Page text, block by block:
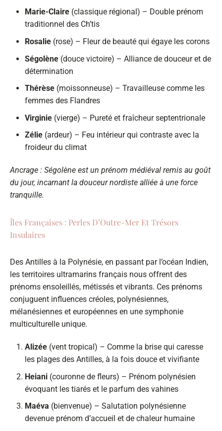
Marie-Claire (classique régional) – Double prénom
traditionnel des Ch’tis
Rosalie (rose) – Fleur de beauté qui égaye les corons
Ségolène (douce victoire) – Alliance de douceur et de
détermination
Thérèse (moissonneuse) – Travailleuse comme les
femmes des Flandres
Virginie (vierge) – Pureté et fraîcheur septentrionale
Zélie (ardeur) – Feu intérieur qui contraste avec la
froideur du climat
Ancrage : Ségolène est un prénom médiéval remis au goût
du jour, incarnant la douceur nordiste alliée à une force
tranquille.
Îles Françaises : Perles D’Outre-Mer Et Trésors
Insulaires
Des Antilles à la Polynésie, en passant par l’océan Indien,
les territoires ultramarins français nous offrent des
prénoms ensoleillés, métissés et vibrants. Ces prénoms
conjuguent influences créoles, polynésiennes,
mélanésiennes et européennes en une symphonie
multiculturelle unique.
Alizée (vent tropical) – Comme la brise qui caresse
les plages des Antilles, à la fois douce et vivifiante
Heiani (couronne de fleurs) – Prénom polynésien
évoquant les tiarés et le parfum des vahines
Maéva (bienvenue) – Salutation polynésienne
devenue prénom d’accueil et de chaleur humaine